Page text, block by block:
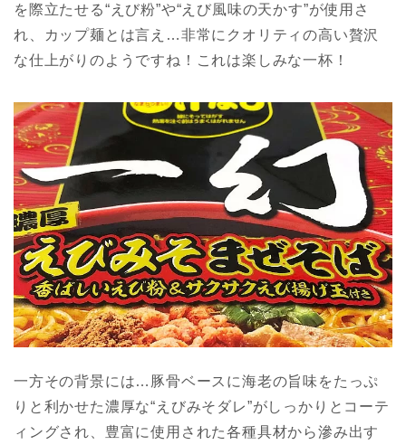
を際立たせる“えび粉”や“えび風味の天かす”が使用さ
れ、カップ麺とは言え…非常にクオリティの高い贅沢
な仕上がりのようですね！これは楽しみな一杯！
一方その背景には…豚骨ベースに海老の旨味をたっぷ
りと利かせた濃厚な“えびみそダレ”がしっかりとコーテ
ィングされ、豊富に使用された各種具材から滲み出す